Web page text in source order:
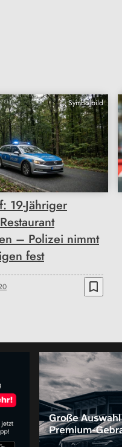
Symbolbild
19-Jähriger
– Polizei nimmt
fest
bookmark_border